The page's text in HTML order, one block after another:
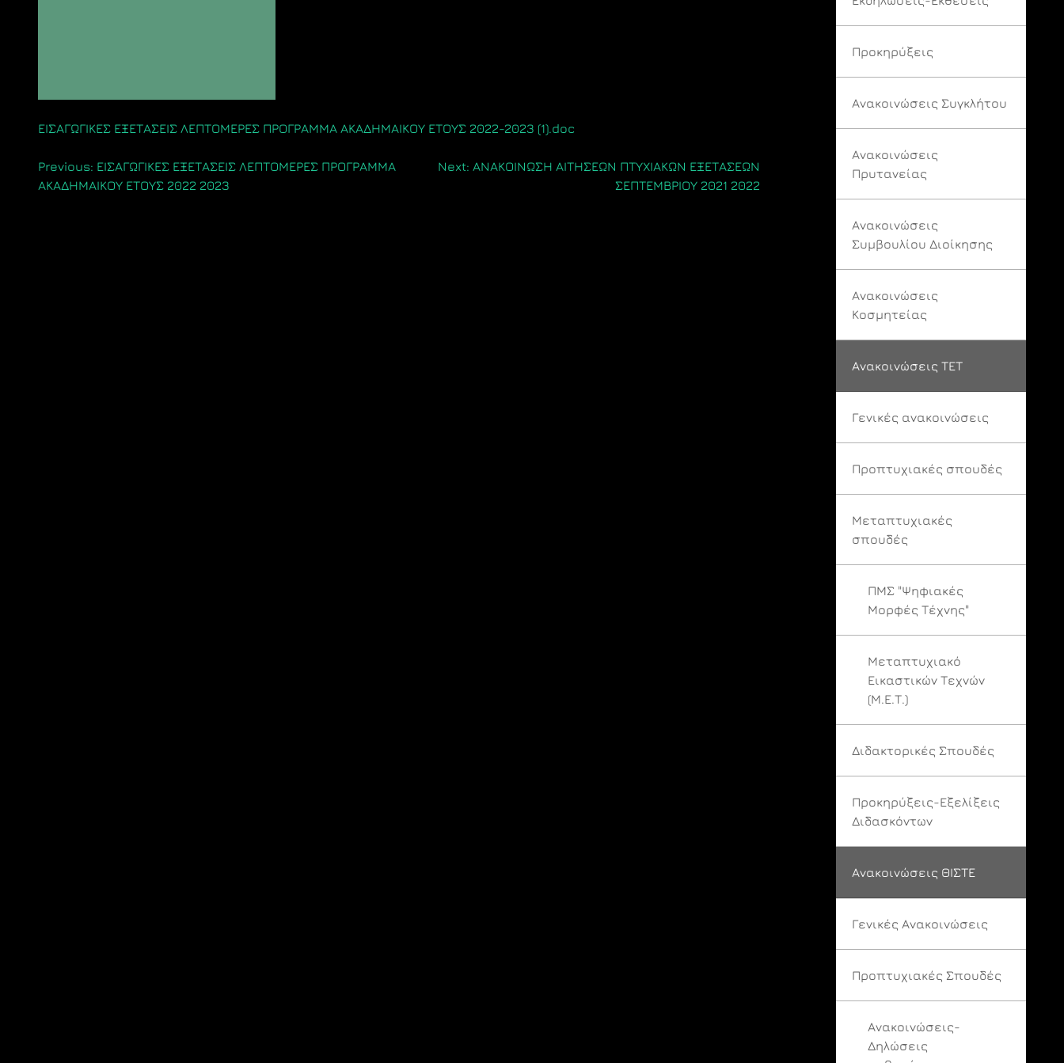
ΕΙΣΑΓΩΓΙΚΕΣ ΕΞΕΤΑΣΕΙΣ ΛΕΠΤΟΜΕΡΕΣ ΠΡΟΓΡΑΜΜΑ ΑΚΑΔΗΜΑΙΚΟΥ ΕΤΟΥΣ 2022-2023 (1).doc
Πλοήγηση
Previous: ΕΙΣΑΓΩΓΙΚΕΣ ΕΞΕΤΑΣΕΙΣ ΛΕΠΤΟΜΕΡΕΣ ΠΡΟΓΡΑΜΜΑ
ΑΚΑΔΗΜΑΙΚΟΥ ΕΤΟΥΣ 2022 2023
Next: ΑΝΑΚΟΙΝΩΣΗ ΑΙΤΗΣΕΩΝ ΠΤΥΧΙΑΚΩΝ ΕΞΕΤΑΣΕΩΝ
ΣΕΠΤΕΜΒΡΙΟΥ 2021 2022
Προκηρύξεις
Ανακοινώσεις Συγκλήτου
Ανακοινώσεις
Πρυτανείας
Ανακοινώσεις
Συμβουλίου Διοίκησης
Ανακοινώσεις
Κοσμητείας
Ανακοινώσεις ΤΕΤ
Γενικές ανακοινώσεις
Προπτυχιακές σπουδές
Μεταπτυχιακές
σπουδές
ΠΜΣ "Ψηφιακές
Μορφές Τέχνης"
Μεταπτυχιακό
Εικαστικών Τεχνών
(Μ.Ε.Τ.)
Διδακτορικές Σπουδές
Προκηρύξεις-Εξελίξεις
Διδασκόντων
Ανακοινώσεις ΘΙΣΤΕ
Γενικές Ανακοινώσεις
Προπτυχιακές Σπουδές
Ανακοινώσεις-
Δηλώσεις